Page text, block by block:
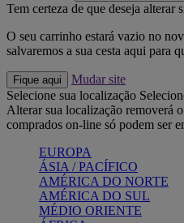
Tem certeza de que deseja alterar
O seu carrinho estará vazio no
salvaremos a sua cesta aqui para
Fique aqui
Mudar site
Selecione sua localização
Alterar sua localização removerá
comprados on-line só podem ser
EUROPA
ÁSIA / PACÍFICO
AMÉRICA DO NORTE
AMÉRICA DO SUL
MÉDIO ORIENTE